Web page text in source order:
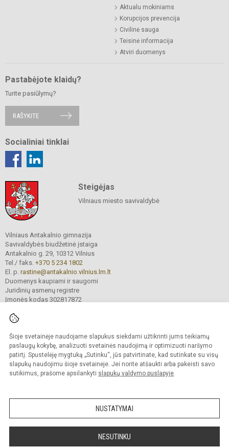
Šioje svetainėje naudojame slapukus siekdami užtikrinti jums teikiamų
paslaugų kokybę, analizuoti svetainės naudojimą ir optimizuoti naršymo
patirtį. Spustelėję mygtuką „Sutinku“, jūs patvirtinate, kad sutinkate su visų
slapukų naudojimu šioje svetainėje. Jei norite atšaukti arba pakeisti savo
sutikimus, prašome apsilankyti slapukų valdymo puslapyje.
NUSTATYMAI
NESUTINKU
Aktualu mokiniams
Korupcijos prevencija
Civilinė sauga
Teisinė informacija
Atviri duomenys
Pastabėjote klaidų?
Turite pasiūlymų?
RAŠYKITE
Socialiniai tinklai
Steigėjas
Vilniaus miesto savivaldybė
Vilniaus Antakalnio gimnazija
Savivaldybės biudžetinė įstaiga
Antakalnio g. 29, 10312 Vilnius
Tel./ faks. +370 5 234 1802
El. p. rastine@antakalnio.vilnius.lm.lt
Duomenys kaupiami ir saugomi
Juridinių asmenų registre
Įmonės kodas 302817872
© 2026. Vilniaus Antakalnio gimnazija. Visos teisės saugomos.
Kopijuoti turinį be raštiško gimnazijos sutikimo griežtai draudžiama.
Versija neįgaliesiems Slapukų valdymas